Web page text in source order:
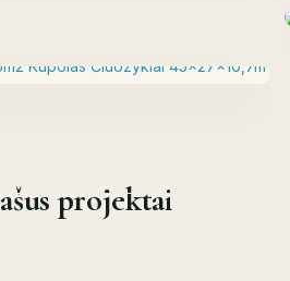
projektai